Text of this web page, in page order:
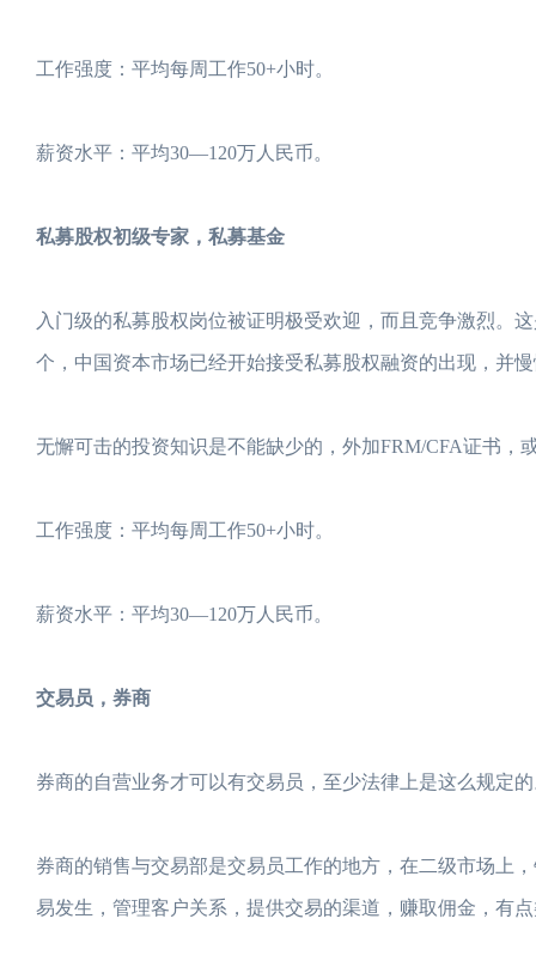
工作强度：平均每周工作50+小时。
薪资水平：平均30—120万人民币。
私募股权初级专家，私募基金
入门级的私募股权岗位被证明极受欢迎，而且竞争激烈。
个，中国资本市场已经开始接受私募股权融资的出现，并
无懈可击的投资知识是不能缺少的，外加FRM/CFA证书，
工作强度：平均每周工作50+小时。
薪资水平：平均30—120万人民币。
交易员，券商
券商的自营业务才可以有交易员，至少法律上是这么规定
券商的销售与交易部是交易员工作的地方，在二级市场上
易发生，管理客户关系，提供交易的渠道，赚取佣金，有